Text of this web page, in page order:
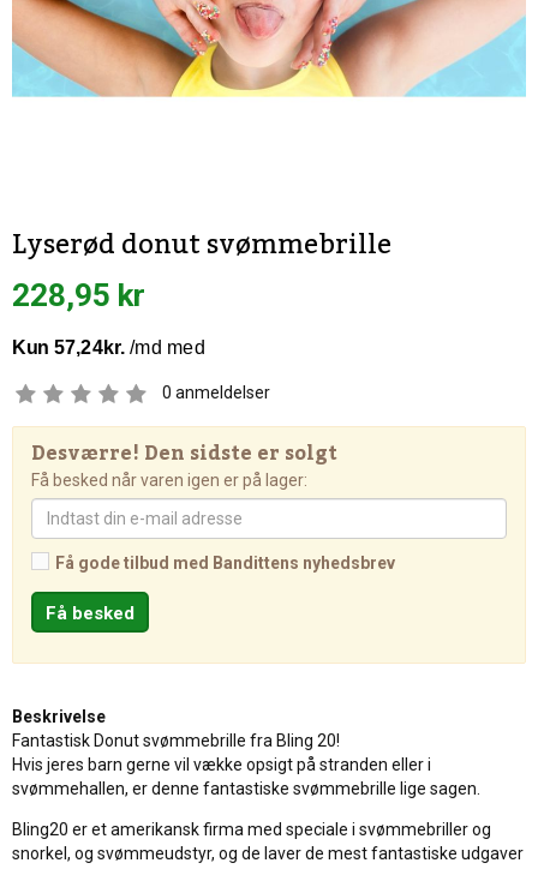
Lyserød donut svømmebrille
228,95 kr
0 anmeldelser
Desværre! Den sidste er solgt
Få besked når varen igen er på lager:
Få gode tilbud med Bandittens nyhedsbrev
Beskrivelse
Fantastisk Donut svømmebrille fra Bling 20!
Hvis jeres barn gerne vil vække opsigt på stranden eller i
svømmehallen, er denne fantastiske svømmebrille lige sagen.
Bling20 er et amerikansk firma med speciale i svømmebriller og
snorkel, og svømmeudstyr, og de laver de mest fantastiske udgaver